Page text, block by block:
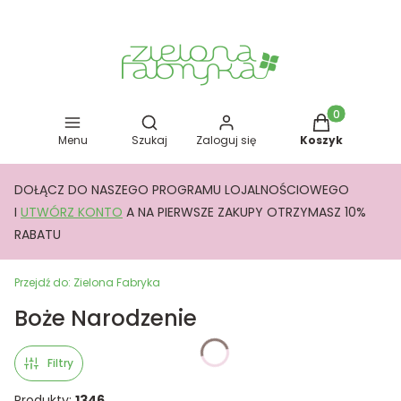
Menu
Otwórz wyszukiwarkę
Szukaj Zaloguj się
Produkty w
Koszyk
DOŁĄCZ DO NASZEGO PROGRAMU LOJALNOŚCIOWEGO
I UTWÓRZ KONTO A NA PIERWSZE ZAKUPY OTRZYMASZ 10%
RABATU
Przejdź do: Zielona Fabryka
Boże Narodzenie
Filtry